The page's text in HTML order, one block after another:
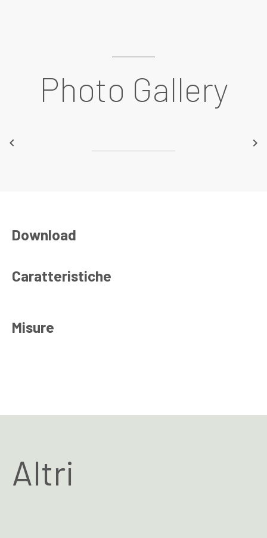
Photo Gallery
keyboard_arrow_left keyboard_arrow_right
Download
Caratteristiche
Misure
Altri